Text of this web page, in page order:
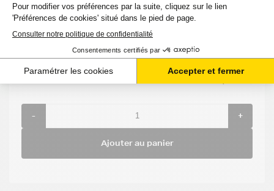
DESKJET
2514 ALL
Noir
190
pages
19,68 €HT
- +
Ajouter au panier